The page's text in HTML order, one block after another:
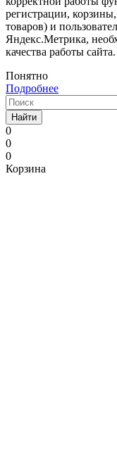
регистрации,
товаров) и
Яндекс.Метрика,
качества работы сайта.
Понятно
Подробнее
Найти
0
0
0
Корзина